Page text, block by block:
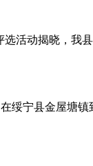
活动揭晓，我
绥宁县金屋塘